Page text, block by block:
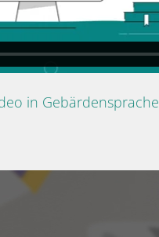
in Gebärdensprache